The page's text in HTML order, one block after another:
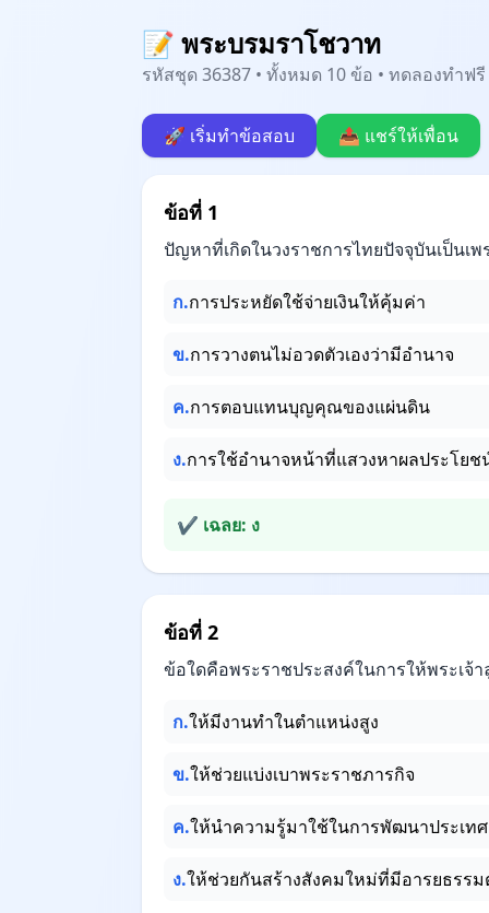
📝 พระบรมราโชวาท
รหัสชุด 36387 • ทั้งหมด 10 ข้อ • ทดลองทำฟ
🚀 เริ่มทำข้อสอบ 📤 แชร์ให้เพื่อน
ข้อที่ 1
ปัญหาที่เกิดในวงราชการไทยปัจจุบันเป็นเ
ก.การประหยัดใช้จ่ายเงินให้คุ้มค่า
ข.การวางตนไม่อวดตัวเองว่ามีอำนาจ
ค.การตอบแทนบุญคุณของแผ่นดิน
ง.การใช้อำนาจหน้าที่แสวงหาผลประโยช
✔ เฉลย: ง
ข้อที่ 2
ข้อใดคือพระราชประสงค์ในการให้พระเจ้า
ก.ให้มีงานทำในตำแหน่งสูง
ข.ให้ช่วยแบ่งเบาพระราชภารกิจ
ค.ให้นำความรู้มาใช้ในการพัฒนาประเทศ
ง.ให้ช่วยกันสร้างสังคมใหม่ที่มีอารยธรร